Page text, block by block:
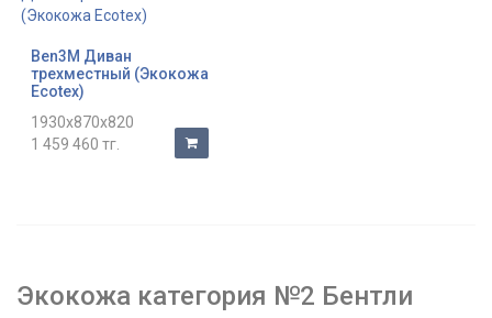
Ben3M Диван
трехместный (Экокожа
Ecotex)
1930x870x820
1 459 460 тг.
Экокожа категория №2 Бентли